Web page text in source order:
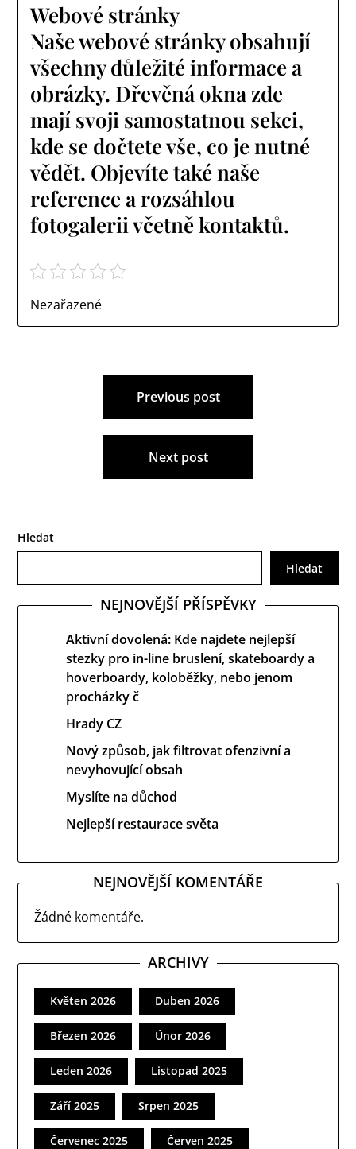
Webové stránky
Naše webové stránky obsahují
všechny důležité informace a
obrázky. Dřevěná okna zde
mají svoji samostatnou sekci,
kde se dočtete vše, co je nutné
vědět. Objevíte také naše
reference a rozsáhlou
fotogalerii včetně kontaktů.
Nezařazené
příspěvek
Previous post
Next post
Hledat
Hledat
NEJNOVĚJŠÍ PŘÍSPĚVKY
Aktivní dovolená: Kde najdete nejlepší
stezky pro in-line bruslení, skateboardy a
hoverboardy, koloběžky, nebo jenom
procházky č
Hrady CZ
Nový způsob, jak filtrovat ofenzivní a
nevyhovující obsah
Myslíte na důchod
Nejlepší restaurace světa
NEJNOVĚJŠÍ KOMENTÁŘE
Žádné komentáře.
ARCHIVY
Květen 2026 Duben 2026
Březen 2026 Únor 2026
Leden 2026 Listopad 2025
Září 2025 Srpen 2025
Červenec 2025 Červen 2025